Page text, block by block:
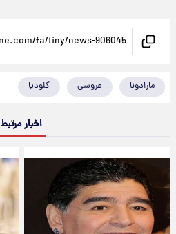
مارادونا عروسی کلودیا
اخبار مرتبط